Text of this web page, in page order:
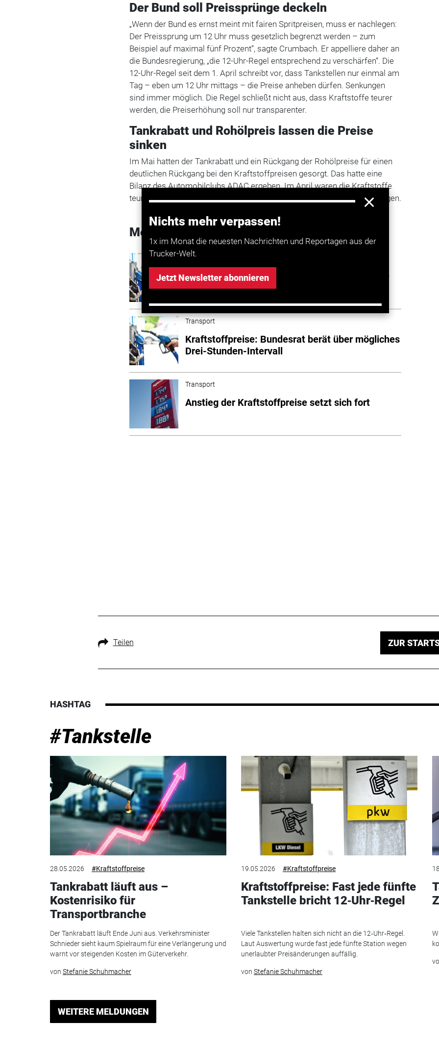
Nichts mehr verpassen!
1x im Monat die neuesten Nachrichten und Reportagen aus der
Trucker-Welt.
Jetzt Newsletter abonnieren
Der Bund soll Preissprünge deckeln
„Wenn der Bund es ernst meint mit fairen Spritpreisen, muss er nachlegen:
Der Preissprung um 12 Uhr muss gesetzlich begrenzt werden – zum
Beispiel auf maximal fünf Prozent“, sagte Crumbach. Er appelliere daher an
die Bundesregierung, „die 12-Uhr-Regel entsprechend zu verschärfen“. Die
12-Uhr-Regel seit dem 1. April schreibt vor, dass Tankstellen nur einmal am
Tag – eben um 12 Uhr mittags – die Preise anheben dürfen. Senkungen
sind immer möglich. Die Regel schließt nicht aus, dass Kraftstoffe teurer
werden, die Preiserhöhung soll nur transparenter.
Tankrabatt und Rohölpreis lassen die Preise
sinken
Im Mai hatten der Tankrabatt und ein Rückgang der Rohölpreise für einen
deutlichen Rückgang bei den Kraftstoffpreisen gesorgt. Das hatte eine
Bilanz des Automobilclubs ADAC ergeben. Im April waren die Kraftstoffe
teurer. Die Rohölpreise waren wegen des Iran-Kriegs zuvor stark gestiegen.
Mehr zum Thema entdecken
Transport
ADAC warnt: Geplante Spritpreis-Regel könnte
Tanken verteuern
Transport
Kraftstoffpreise: Bundesrat berät über mögliches
Drei-Stunden-Intervall
Transport
Anstieg der Kraftstoffpreise setzt sich fort
Teilen ZUR
HASHTAG
#Tankstelle
28.05.2026 #Kraftstoffpreise
Tankrabatt läuft aus –
Kostenrisiko für
Transportbranche
Der Tankrabatt läuft Ende Juni aus. Verkehrsminister
Schnieder sieht kaum Spielraum für eine Verlängerung und
warnt vor steigenden Kosten im Güterverkehr.
von Stefanie Schuhmacher
19.05.2026 #Kraftstoffpreise
Kraftstoffpreise: Fast jede fünfte
Tankstelle bricht 12‑Uhr‑Regel
Viele Tankstellen halten sich nicht an die 12‑Uhr‑Regel.
Laut Auswertung wurde fast jede fünfte Station wegen
unerlaubter Preisänderungen auffällig.
von Stefanie Schuhmacher
WEITERE MELDUNGEN